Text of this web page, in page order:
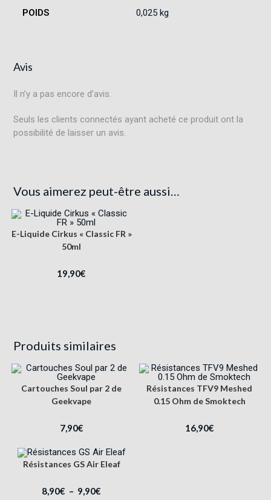
POIDS 0,025 kg
Avis
Il n’y a pas encore d’avis.
Seuls les clients connectés ayant acheté ce produit ont la
possibilité de laisser un avis.
Vous aimerez peut-être aussi…
E-Liquide Cirkus « Classic FR »
50ml
19,90€
Produits similaires
Cartouches Soul par 2 de
Geekvape
7,90€
Résistances TFV9 Meshed
0.15 Ohm de Smoktech
16,90€
Résistances GS Air Eleaf
8,90€ – 9,90€